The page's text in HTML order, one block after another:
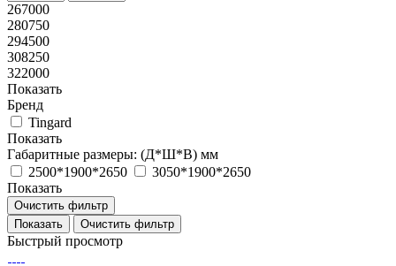
267000
280750
294500
308250
322000
Показать
Бренд
Tingard
Показать
Габаритные размеры: (Д*Ш*В) мм
2500*1900*2650
3050*1900*2650
Показать
Очистить фильтр
Очистить фильтр
Быстрый просмотр